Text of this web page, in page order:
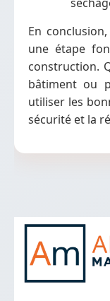
En
une étape
construction.
bâtiment ou
utiliser les
sécurité et la